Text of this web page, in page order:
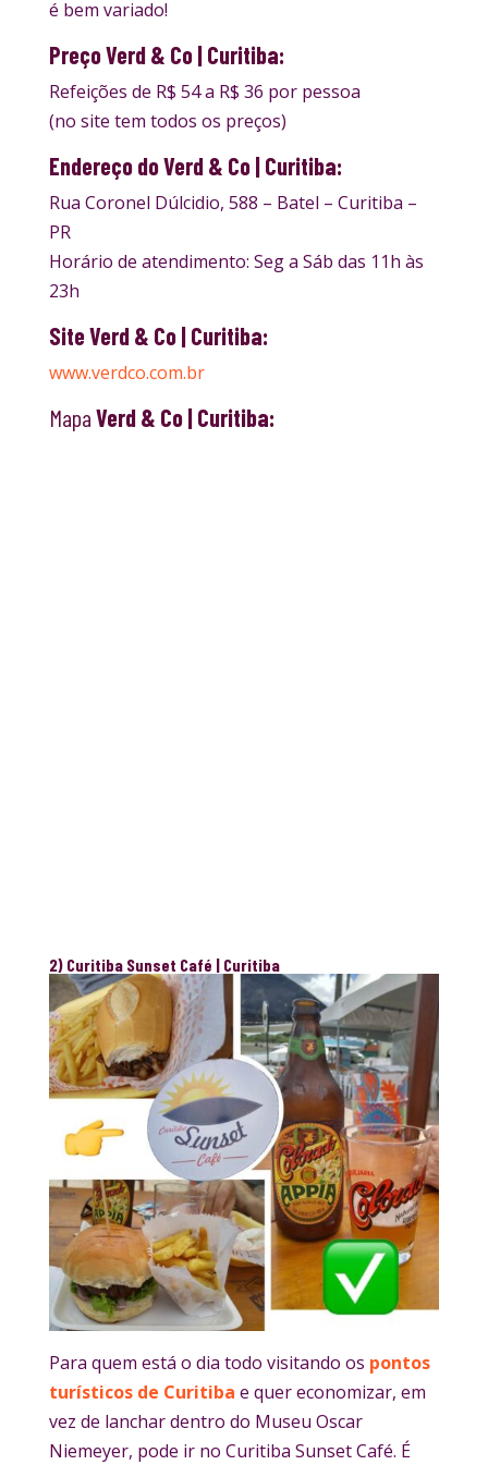
é bem variado!
Preço Verd & Co | Curitiba:
Refeições de R$ 54 a R$ 36 por pessoa
(no site tem todos os preços)
Endereço do Verd & Co | Curitiba:
Rua Coronel Dúlcidio, 588 – Batel – Curitiba –
PR
Horário de atendimento: Seg a Sáb das 11h às
23h
Site Verd & Co | Curitiba:
www.verdco.com.br
MapaVerd & Co | Curitiba:
2) Curitiba Sunset Café | Curitiba
Para quem está o dia todo visitando os pontos
turísticos de Curitiba e quer economizar, em
vez de lanchar dentro do Museu Oscar
Niemeyer, pode ir no Curitiba Sunset Café. É